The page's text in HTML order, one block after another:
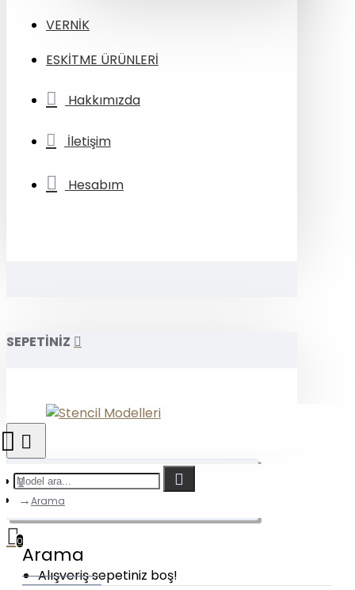
VERNİK
ESKİTME ÜRÜNLERİ
Hakkımızda
İletişim
Hesabım
SEPETİNİZ
0
Alışveriş sepetiniz boş!
Arama
Arama